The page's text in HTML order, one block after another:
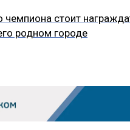
чемпиона стоит
родном городе